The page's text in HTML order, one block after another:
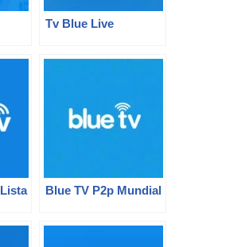
Tv Blue Live
Blue TV P2p Mundial